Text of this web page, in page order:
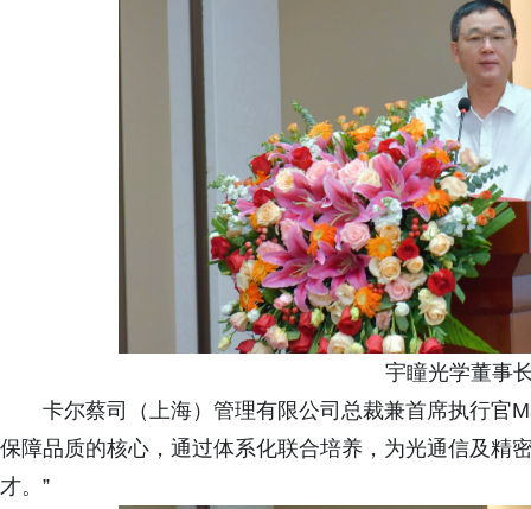
宇瞳光学董事
卡尔蔡司（上海）管理有限公司总裁兼首席执行官
保障品质的核心，通过体系化联合培养，为光通信及精
才。”